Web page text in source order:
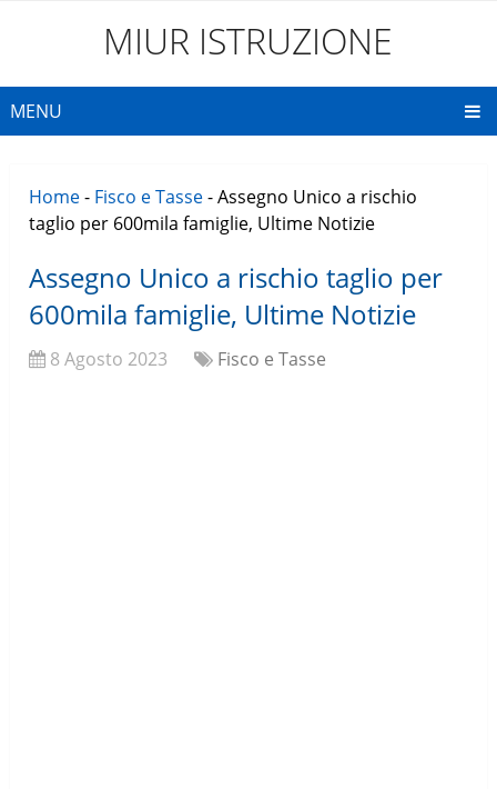
MIUR ISTRUZIONE
MENU
Home- Fisco e Tasse-Assegno Unico a rischio
taglio per 600mila famiglie, Ultime Notizie
Assegno Unico a rischio taglio per
600mila famiglie, Ultime Notizie
8 Agosto 2023 Fisco e Tasse